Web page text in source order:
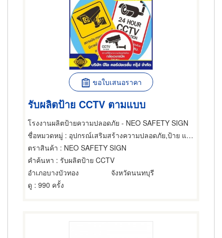
ขอใบเสนอราคา
รับผลิตป้าย CCTV ตามแบบ
โรงงานผลิตป้ายความปลอดภัย - NEO SAFETY SIGN
ชื่อหมวดหมู่ : อุปกรณ์เสริมสร้างความปลอดภัย,ป้าย และป้ายโฆษณา,อุปกรณ์และวัสดุป้าย
ตราสินค้า : NEO SAFETY SIGN
คำค้นหา : รับผลิตป้าย CCTV
อำเภอบางบัวทอง
จังหวัดนนทบุรี
ดู : 990 ครั้ง